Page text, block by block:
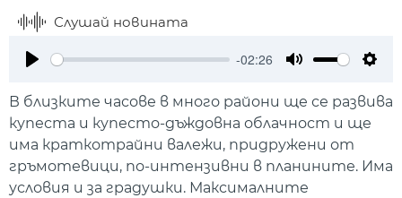
Слушай новината
-02:26
В близките часове в много райони ще се развива
купеста и купесто-дъждовна облачност и ще
има краткотрайни валежи, придружени от
гръмотевици, по-интензивни в планините. Има
условия и за градушки. Максималните